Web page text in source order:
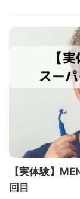
【実体験】
回目